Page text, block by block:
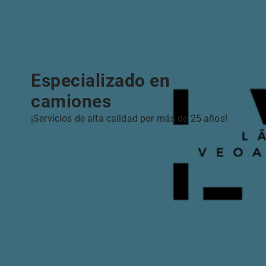
Especializado en
camiones
¡Servicios de alta calidad por más de 25 años!